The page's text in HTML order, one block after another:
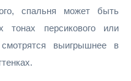
спальня может быть
персикового или
выигрышнее в